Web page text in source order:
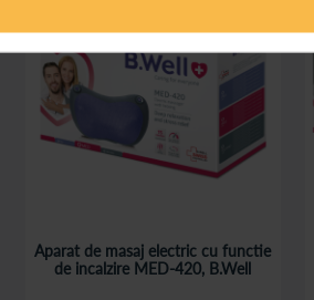
Aparat de masaj electric cu functie
de incalzire MED-420, B.Well